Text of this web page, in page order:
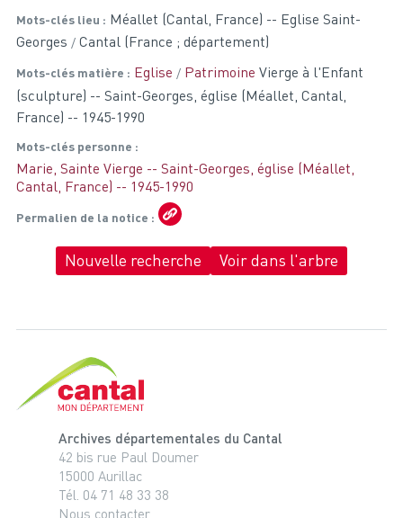
Mots-clés lieu
Méallet (Cantal, France) -- Eglise Saint-
Georges
Cantal (France ; département)
Mots-clés matière Eglise Patrimoine Vierge à l'Enfant
(sculpture) -- Saint-Georges, église (Méallet, Cantal,
France) -- 1945-1990
Mots-clés personne
Marie, Sainte Vierge -- Saint-Georges, église (Méallet,
Cantal, France) -- 1945-1990
Permalien de la notice
Nouvelle recherche Voir dans l'arbre
Archives départementales du Cantal
42 bis rue Paul Doumer
15000 Aurillac
Tél. 04 71 48 33 38
Nous contacter